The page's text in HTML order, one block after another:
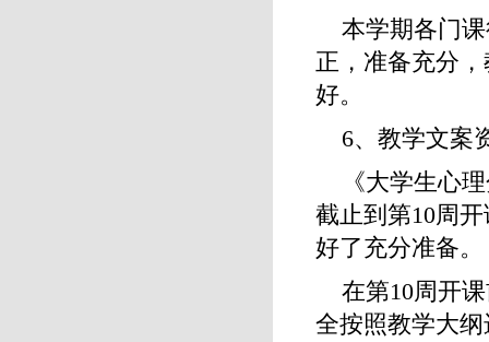
本学期各门
正，准备充分
好。
6、教学文案
《大学生心
截止到第10周
好了充分准备。
在第10周开
全按照教学大